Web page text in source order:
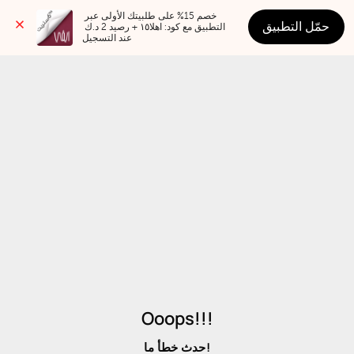
عند التسجيل
حمّل التطبيق
Ooops!!!
حدث خطأ ما!